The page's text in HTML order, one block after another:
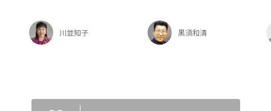
川並知子 黒須和清